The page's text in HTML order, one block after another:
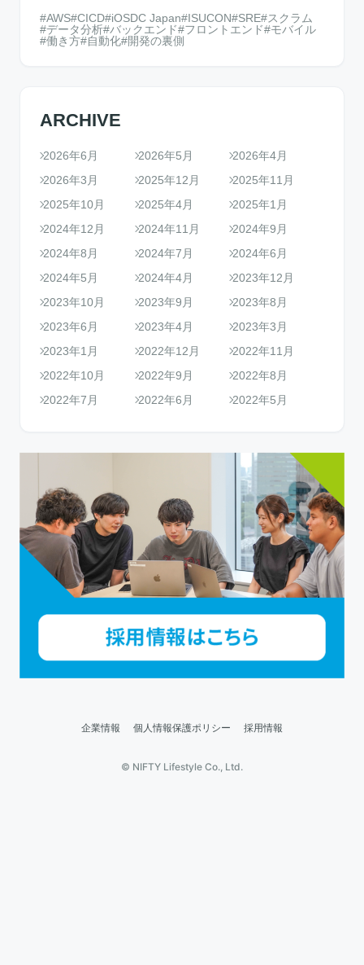
AWS CICD iOSDC Japan ISUCON SRE
スクラム
データ分析 バックエンド フロントエンド
モバイル
働き方
自動化 開発の裏側
ARCHIVE
2026年6月 2026年5月
2026年4月
2026年3月
2025年12月
2025年11月
2025年10月
2025年4月
2025年1月
2024年12月
2024年11月
2024年9月
2024年8月
2024年7月
2024年6月
2024年5月
2024年4月
2023年12月
2023年10月
2023年9月
2023年8月
2023年6月
2023年4月
2023年3月
2023年1月
2022年12月
2022年11月
2022年10月
2022年9月
2022年8月
2022年7月
2022年6月 2022年5月
企業情報 個人情報保護ポリシー 採用情報
© NIFTY Lifestyle Co., Ltd.